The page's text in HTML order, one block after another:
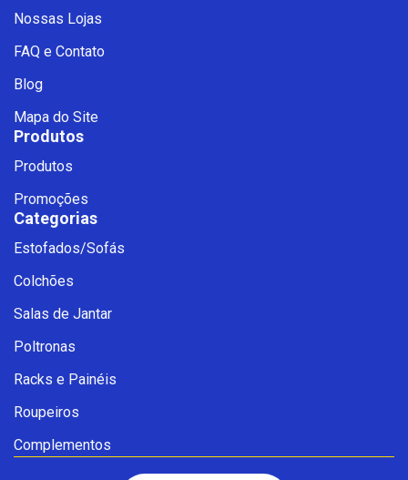
Nossas Lojas
FAQ e Contato
Blog
Mapa do Site
Produtos
Produtos
Promoções
Categorias
Estofados/Sofás
Colchões
Salas de Jantar
Poltronas
Racks e Painéis
Roupeiros
Complementos